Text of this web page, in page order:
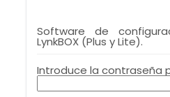
Software de
LynkBOX (Plus y Lite).
Introduce la contraseña